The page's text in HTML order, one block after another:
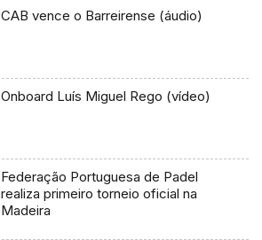
CAB vence o Barreirense (áudio)
Onboard Luís Miguel Rego (vídeo)
Federação Portuguesa de Padel
realiza primeiro torneio oficial na
Madeira